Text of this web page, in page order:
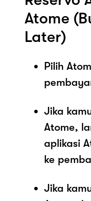
Atome
Later)
Pilih
Jika
Atome,
aplikasi
ke
Jika